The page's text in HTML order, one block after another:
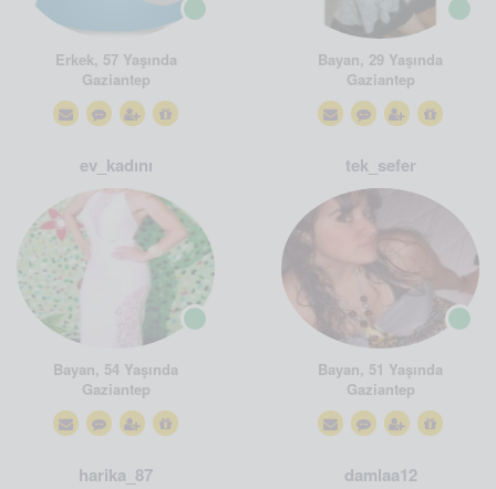
Erkek, 57 Yaşında
Gaziantep
Bayan, 29 Yaşında
Gaziantep
ev_kadını
Bayan, 54 Yaşında
Gaziantep
tek_sefer
Bayan, 51 Yaşında
Gaziantep
harika_87 damlaa12